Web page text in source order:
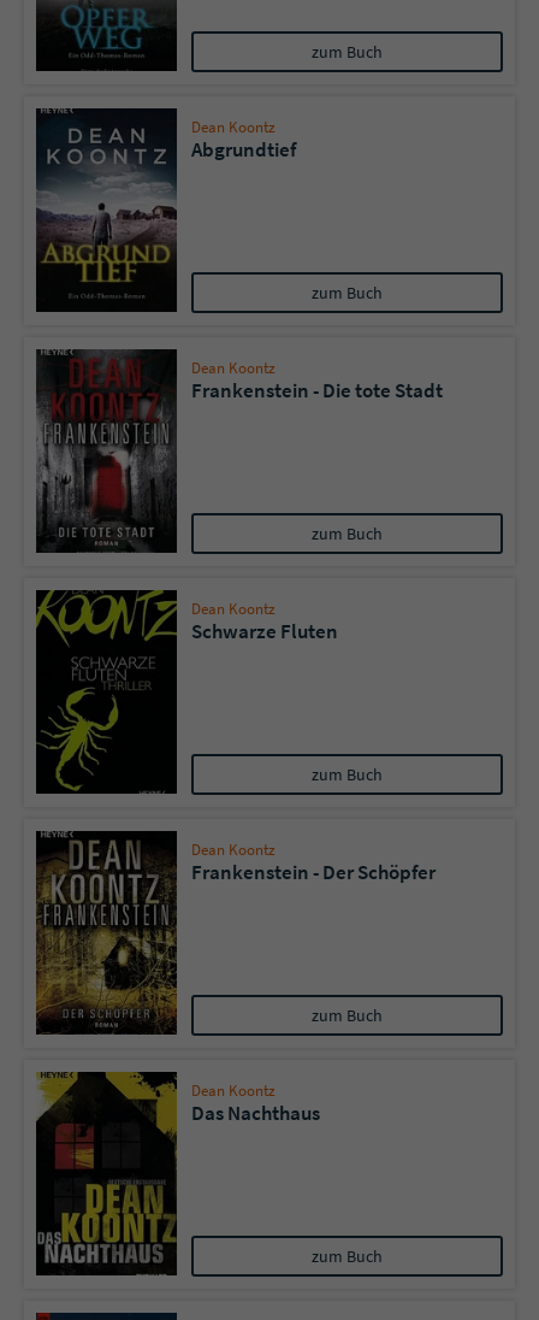
zum Buch
Dean Koontz
Abgrundtief
zum Buch
Dean Koontz
Frankenstein - Die tote Stadt
zum Buch
Dean Koontz
Schwarze Fluten
zum Buch
Dean Koontz
Frankenstein - Der Schöpfer
zum Buch
Dean Koontz
Das Nachthaus
zum Buch